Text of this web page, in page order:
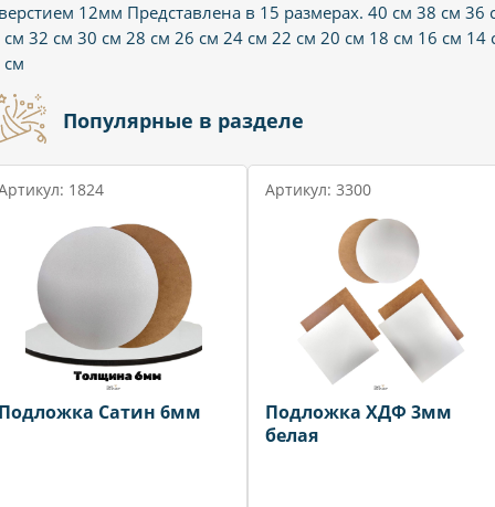
12мм Представлена в 15 размерах. 40 см 38 см 36
см 32 см 30 см 28 см 26 см 24 см 22 см 20 см 18 см 16 см 14
см
Популярные в разделе
1824
Сатин 6мм
Артикул: 3300
Подложка ХДФ 3мм
белая